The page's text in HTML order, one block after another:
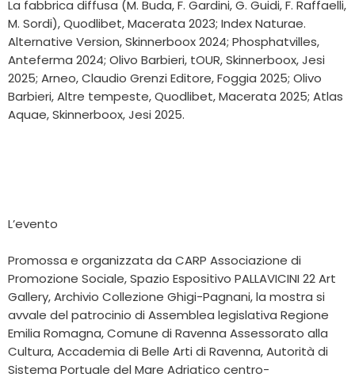
La fabbrica diffusa (M. Buda, F. Gardini, G. Guidi, F. Raffaelli,
M. Sordi), Quodlibet, Macerata 2023; Index Naturae.
Alternative Version, Skinnerboox 2024; Phosphatvilles,
Anteferma 2024; Olivo Barbieri, tOUR, Skinnerboox, Jesi
2025; Arneo, Claudio Grenzi Editore, Foggia 2025; Olivo
Barbieri, Altre tempeste, Quodlibet, Macerata 2025; Atlas
Aquae, Skinnerboox, Jesi 2025.
L’evento
Promossa e organizzata da CARP Associazione di
Promozione Sociale, Spazio Espositivo PALLAVICINI 22 Art
Gallery, Archivio Collezione Ghigi-Pagnani, la mostra si
avvale del patrocinio di Assemblea legislativa Regione
Emilia Romagna, Comune di Ravenna Assessorato alla
Cultura, Accademia di Belle Arti di Ravenna, Autorità di
Sistema Portuale del Mare Adriatico centro-